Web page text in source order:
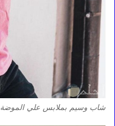
شاب وسيم بملابس علي الموضة